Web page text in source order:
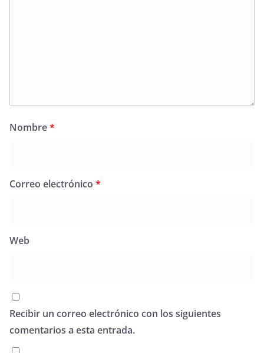
Nombre*
Correo electrónico *
Web
Recibir un correo electrónico con los siguientes
comentarios a esta entrada.